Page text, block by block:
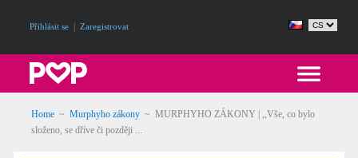
Přihlásit se Zaregistrovat
Home ~ Murphyho zákony ~ MURPHYHO ZÁKONY | ,,Vše, co bylo
složeno, se dříve či později ...